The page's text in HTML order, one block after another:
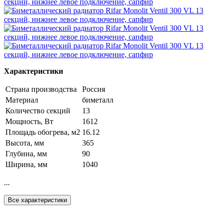
Характеристики
Страна производства
Россия
Материал
биметалл
Количество секций
13
Мощность, Вт
1612
Площадь обогрева, м2 16.12
Высота, мм
365
Глубина, мм
90
Ширина, мм
1040
...
Все характеристики